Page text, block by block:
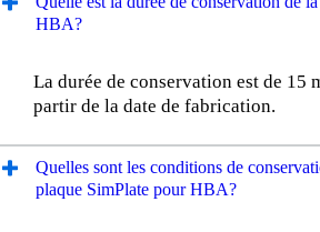
HBA?
La durée de conservation est de 15
partir de la date de fabrication.
Quelles sont les conditions de
plaque SimPlate pour HBA?